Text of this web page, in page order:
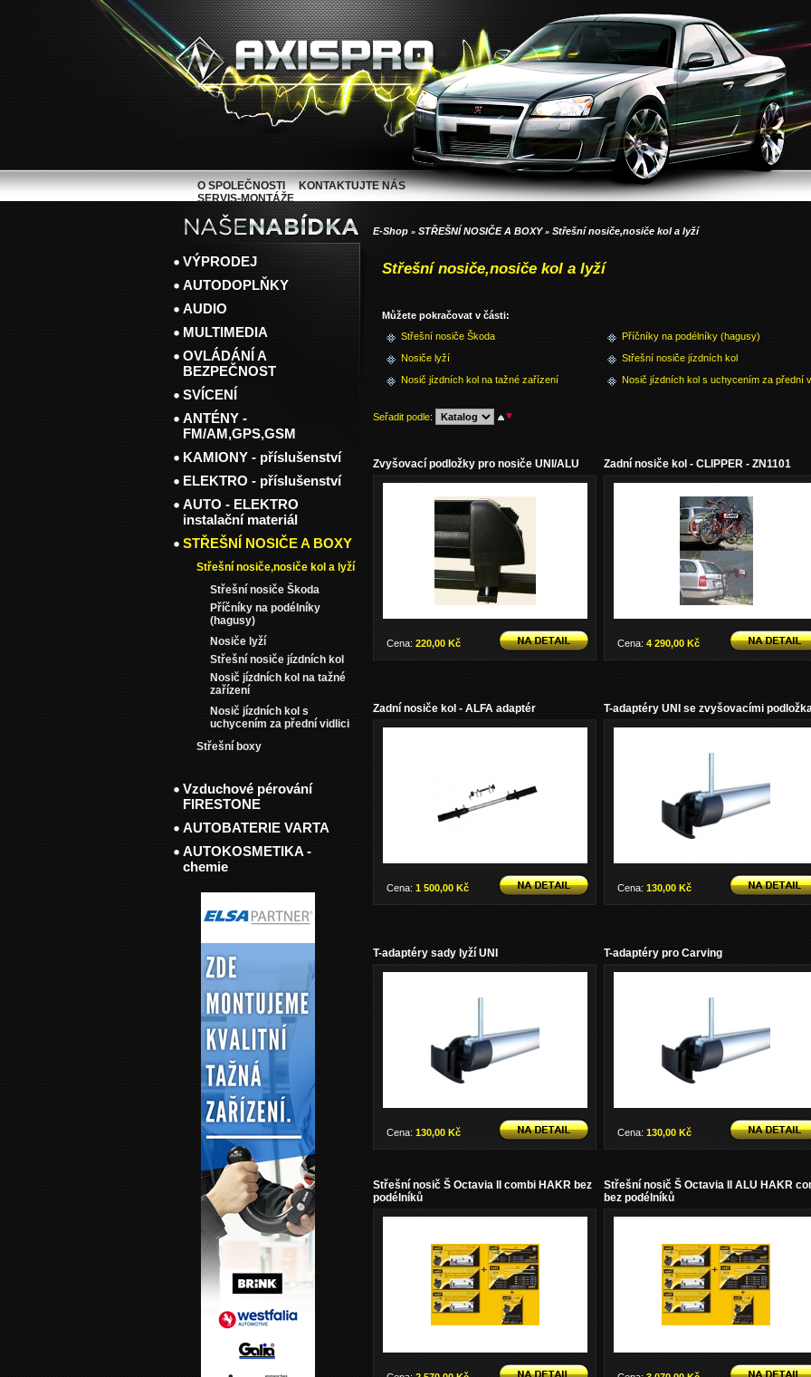
E-Shop » STŘEŠNÍ NOSIČE A BOXY» Střešní nosiče,nosiče kol a lyží
Střešní nosiče,nosiče kol a lyží
Můžete pokračovat v části:
Střešní nosiče Škoda
Příčníky na podélníky (hagusy)
Nosiče lyží
Střešní nosiče jízdních kol
Nosič jízdních kol na tažné zařízení
Nosič jízdních kol s uchycením za přední
Seřadit podle:
Zvyšovací podložky pro nosiče UNI/ALU
Cena: 220,00 Kč
Zadní nosiče kol - CLIPPER - ZN1101
Cena: 4 290,00 Kč
Zadní nosiče kol - ALFA adaptér
Cena: 1 500,00 Kč
T-adaptéry UNI se zvyšovacími
Cena: 130,00 Kč
T-adaptéry sady lyží UNI
Cena: 130,00 Kč
T-adaptéry pro Carving
Cena: 130,00 Kč
Střešní nosič Š Octavia II combi HAKR bez
podélníků
Střešní nosič Š Octavia II ALU HAKR
bez podélníků
VÝPRODEJ
AUTODOPLŇKY
AUDIO
MULTIMEDIA
OVLÁDÁNÍ A
BEZPEČNOST
SVÍCENÍ
ANTÉNY -
FM/AM,GPS,GSM
KAMIONY - příslušenství
ELEKTRO - příslušenství
AUTO - ELEKTRO
instalační materiál
STŘEŠNÍ NOSIČE A BOXY
Střešní nosiče,nosiče kol a lyží
Střešní nosiče Škoda
Příčníky na podélníky
(hagusy)
Nosiče lyží
Střešní nosiče jízdních kol
Nosič jízdních kol na tažné
zařízení
Nosič jízdních kol s
uchycením za přední vidlici
Střešní boxy
Vzduchové pérování
FIRESTONE
AUTOBATERIE VARTA
AUTOKOSMETIKA -
chemie
O SPOLEČNOSTI
KONTAKTUJTE NÁS
SERVIS-MONTÁŽE